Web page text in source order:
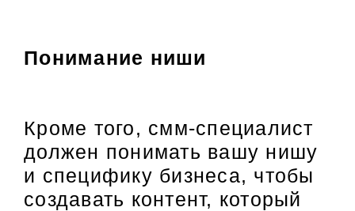
Понимание ниши
Кроме того, смм-специалист
должен понимать вашу нишу
и специфику бизнеса, чтобы
создавать контент, который